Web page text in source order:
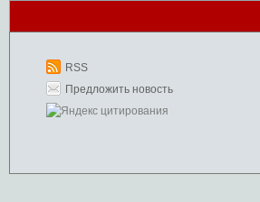
RSS
Предложить новость